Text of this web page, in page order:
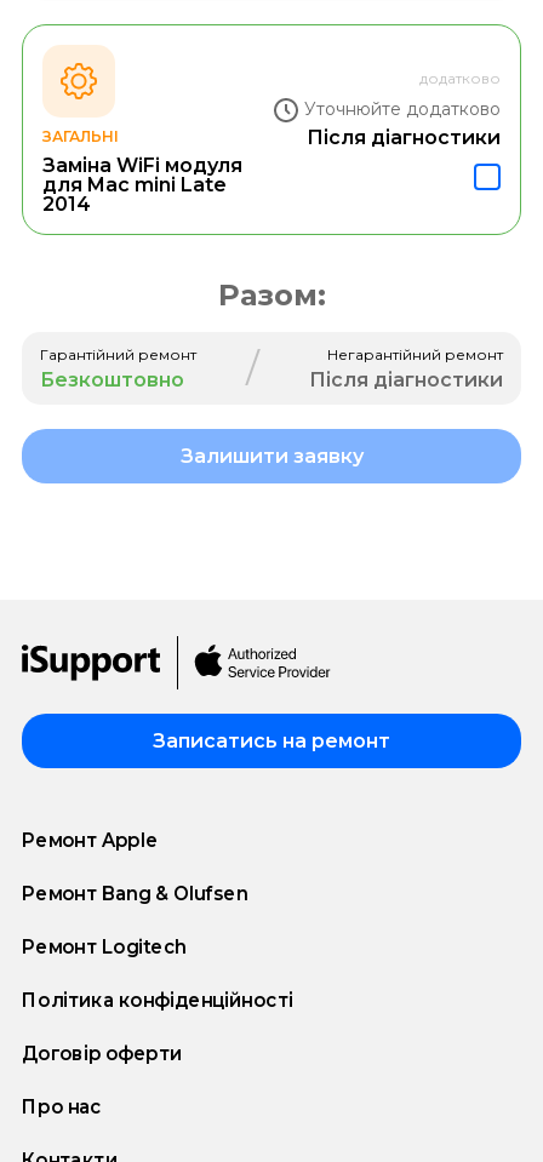
ЗАГАЛЬНІ
Заміна WiFi модуля
для Mac mini Late
2014
додатково
Уточнюйте додатково
Після діагностики
Разом:
Гарантійний ремонт
Безкоштовно / Негарантійний ремонт
Після діагностики
Залишити заявку
Записатись на ремонт
Ремонт Apple
Ремонт Bang & Olufsen
Ремонт Logitech
Політика конфіденційності
Договір оферти
Про нас